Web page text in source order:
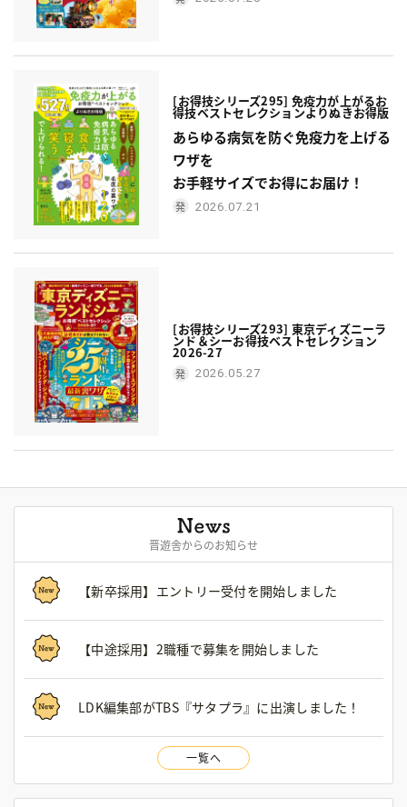
[お得技シリーズ295] 免疫力が上がるお
得技ベストセレクションよりぬきお得版
あらゆる病気を防ぐ免疫力を上げる
ワザを
お手軽サイズでお得にお届け！
2026.07.21
[お得技シリーズ293] 東京ディズニーラ
ンド＆シーお得技ベストセレクション
2026-27
2026.05.27
晋遊舎からのお知らせ
【新卒採用】エントリー受付を開始しました
【中途採用】2職種で募集を開始しました
LDK編集部がTBS『サタプラ』に出演しました！
一覧へ